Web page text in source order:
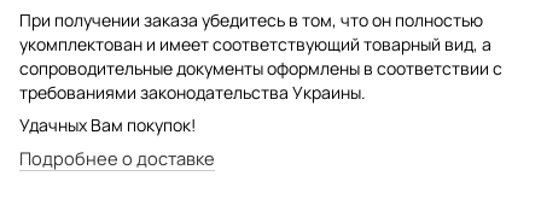
При получении заказа убедитесь в том, что он полностью
укомплектован и имеет соответствующий товарный вид, а
сопроводительные документы оформлены в соответствии с
требованиями законодательства Украины.
Удачных Вам покупок!
Подробнее о доставке